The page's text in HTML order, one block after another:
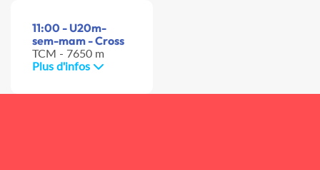
11:00 - U20m-
sem-mam - Cross
TCM - 7650 m
Plus d'infos